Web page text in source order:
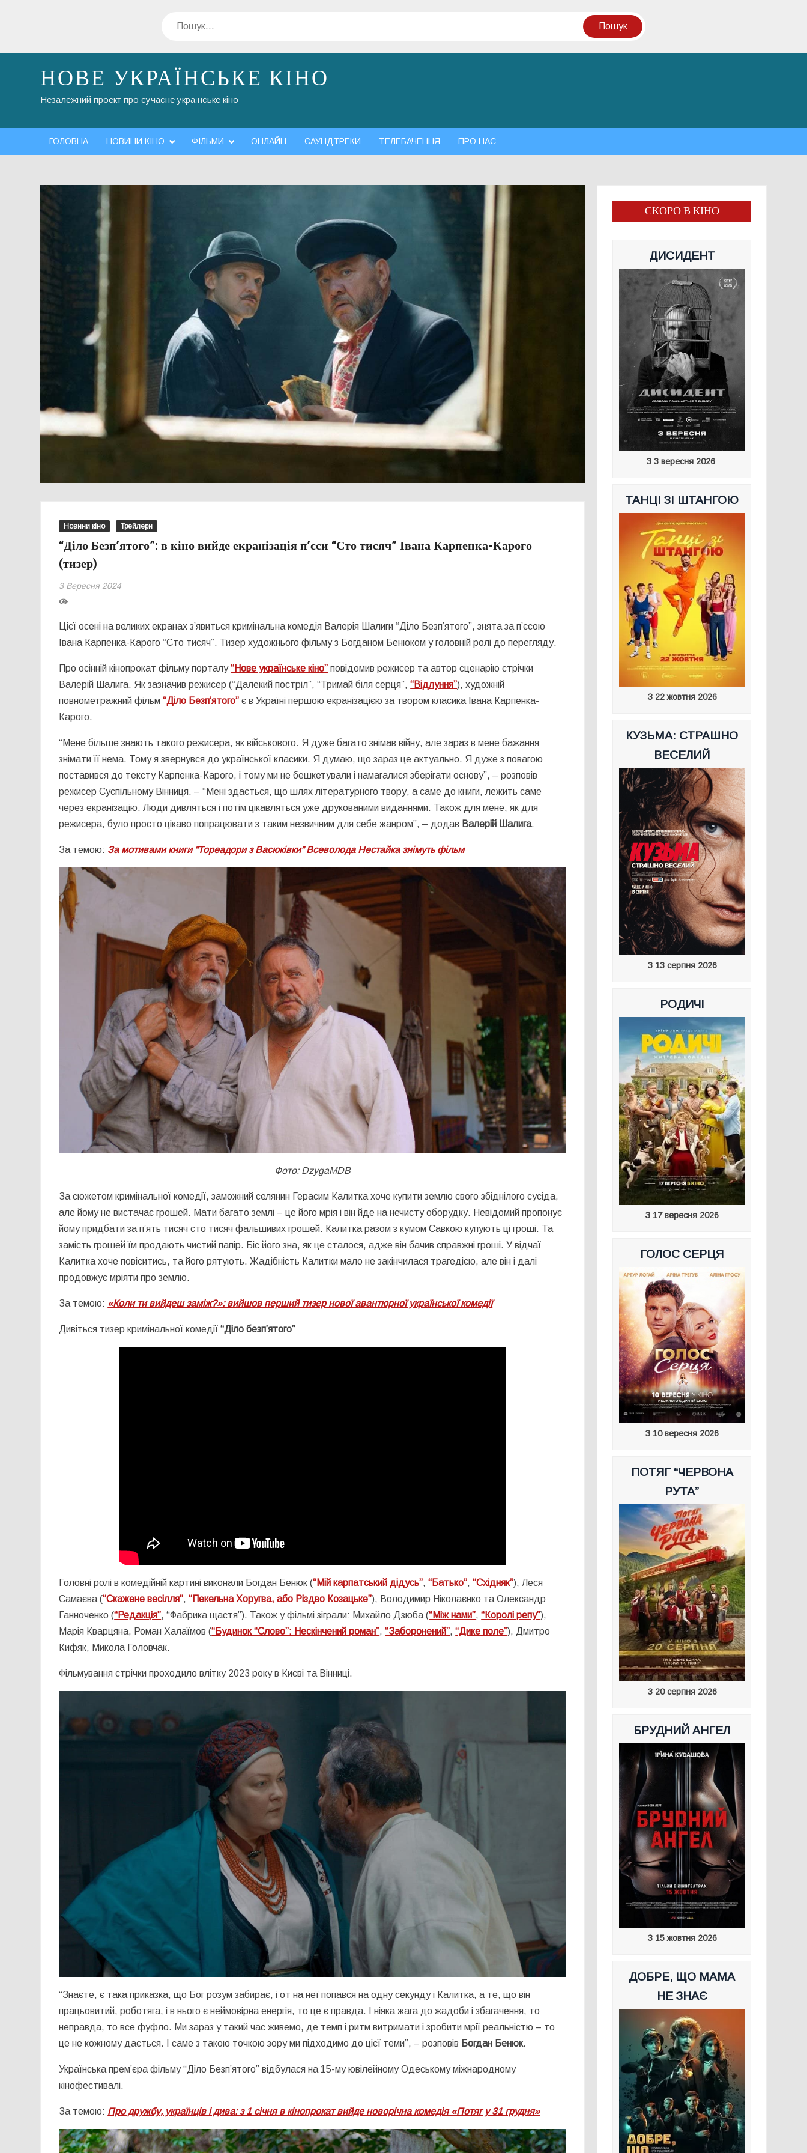
Пошук
НОВЕ УКРАЇНСЬКЕ КІНО
Незалежний проект про сучасне українське кіно
ГОЛОВНА НОВИНИ КІНО ФІЛЬМИ ОНЛАЙН САУНДТРЕКИ ТЕЛЕБАЧЕННЯ ПРО НАС
Новини кіно Трейлери
“Діло Безп’ятого”: в кіно вийде екранізація п’єси “Сто тисяч” Івана Карпенка-Карого
(тизер)
3 Вересня 2024
Цієї осені на великих екранах з’явиться кримінальна комедія Валерія Шалиги “Діло Безп’ятого”, знята за п’єсою
Івана Карпенка-Карого “Сто тисяч”. Тизер художнього фільму з Богданом Бенюком у головній ролі до перегляду.
Про осінній кінопрокат фільму порталу“Нове українське кіно” повідомив режисер та автор сценарію стрічки
Валерій Шалига. Як зазначив режисер (“Далекий постріл”, “Тримай біля серця”,“Відлуння”), художній
повнометражний фільм“Діло Безп’ятого” є в Україні першою екранізацією за твором класика Івана Карпенка-
Карого.
“Мене більше знають такого режисера, як військового. Я дуже багато знімав війну, але зараз в мене бажання
знімати її нема. Тому я звернувся до української класики. Я думаю, що зараз це актуально. Я дуже з повагою
поставився до тексту Карпенка-Карого, і тому ми не бешкетували і намагалися зберігати основу”, – розповів
режисер Суспільному Вінниця. – “Мені здається, що шлях літературного твору, а саме до книги, лежить саме
через екранізацію. Люди дивляться і потім цікавляться уже друкованими виданнями. Також для мене, як для
режисера, було просто цікаво попрацювати з таким незвичним для себе жанром”, – додав Валерій Шалига.
За темою: За мотивами книги “Тореадори з Васюківки” Всеволода Нестайка знімуть фільм
Фото: DzygaMDB
За сюжетом кримінальної комедії, заможний селянин Герасим Калитка хоче купити землю свого збіднілого сусіда,
але йому не вистачає грошей. Мати багато землі – це його мрія і він йде на нечисту оборудку. Невідомий пропонує
йому придбати за п’ять тисяч сто тисяч фальшивих грошей. Калитка разом з кумом Савкою купують ці гроші. Та
замість грошей їм продають чистий папір. Біс його зна, як це сталося, адже він бачив справжні гроші. У відчаї
Калитка хоче повіситись, та його рятують. Жадібність Калитки мало не закінчилася трагедією, але він і далі
продовжує мріяти про землю.
За темою: «Коли ти вийдеш заміж?»: вийшов перший тизер нової авантюрної української комедії
Дивіться тизер кримінальної комедії“Діло безп’ятого”
Головні ролі в комедійній картині виконали Богдан Бенюк (“Мій карпатський дідусь”,“Батько”,“Східняк”), Леся
Самаєва (“Скажене весілля”,“Пекельна Хоругва, або Різдво Козацьке”), Володимир Ніколаєнко та Олександр
Ганноченко (“Редакція”, “Фабрика щастя”). Також у фільмі зіграли: Михайло Дзюба (“Між нами”,“Королі репу”),
Марія Кварцяна, Роман Халаїмов (“Будинок “Слово”: Нескінчений роман”,“Заборонений”,“Дике поле”), Дмитро
Кифяк, Микола Головчак.
Фільмування стрічки проходило влітку 2023 року в Києві та Вінниці.
“Знаєте, є така приказка, що Бог розум забирає, і от на неї попався на одну секунду і Калитка, а те, що він
працьовитий, роботяга, і в нього є неймовірна енергія, то це є правда. І ніяка жага до жадоби і збагачення, то
неправда, то все фуфло. Ми зараз у такий час живемо, де темп і ритм витримати і зробити мрії реальністю – то
це не кожному дається. І саме з такою точкою зору ми підходимо до цієї теми”, – розповів Богдан Бенюк.
Українська прем’єра фільму “Діло Безп’ятого” відбулася на 15-му ювілейному Одеському міжнародному
кінофестивалі.
За темою: Про дружбу, українців і дива: з 1 січня в кінопрокат вийде новорічна комедія «Потяг у 31 грудня»
СКОРО В КІНО
ДИСИДЕНТ
З 3 вересня 2026
ТАНЦІ ЗІ ШТАНГОЮ
З 22 жовтня 2026
КУЗЬМА: СТРАШНО
ВЕСЕЛИЙ
З 13 серпня 2026
РОДИЧІ
З 17 вересня 2026
ГОЛОС СЕРЦЯ
З 10 вересня 2026
ПОТЯГ “ЧЕРВОНА
РУТА”
З 20 серпня 2026
БРУДНИЙ АНГЕЛ
З 15 жовтня 2026
ДОБРЕ, ЩО МАМА
НЕ ЗНАЄ